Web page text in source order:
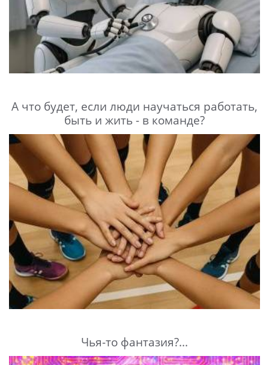
А что будет, если люди научаться работать,
быть и жить - в команде?
Чья-то фантазия?...